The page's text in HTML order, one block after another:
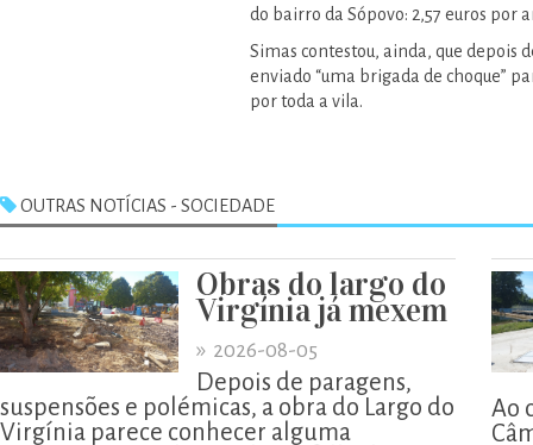
do bairro da Sópovo: 2,57 euros por
Simas contestou, ainda, que depois
enviado “uma brigada de choque”
por toda a vila.
OUTRAS NOTÍCIAS - SOCIEDADE
Obras do largo do
Virgínia já mexem
» 2026-08-05
Depois de paragens,
suspensões e polémicas, a obra do Largo do
Virgínia parece conhecer alguma
Ao